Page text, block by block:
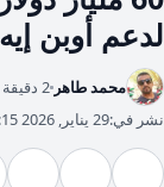
لدعم أوبن
محمد طاهر 2 دقيقة قراءة
نشر في:29 يناير, 2026 10:15 ص GST